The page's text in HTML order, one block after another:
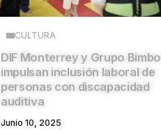
CULTURA
DIF Monterrey y Grupo Bimbo
impulsan inclusión laboral de
personas con discapacidad
auditiva
Junio 10, 2025